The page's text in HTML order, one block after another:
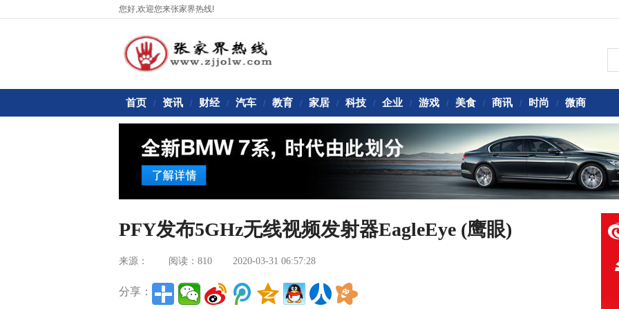
您好,欢迎您来张家界热线!
首页 / 资讯 / 财经 / 汽车 / 教育 / 家居 / 科技 / 企业 / 游戏 / 美食 / 商讯 / 时尚 / 微商
PFY发布5GHz无线视频发射器EagleEye (鹰眼)
来源： 阅读：810 2020-03-31 06:57:28
分享：